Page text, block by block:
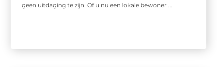
geen uitdaging te zijn. Of u nu een lokale bewoner ...